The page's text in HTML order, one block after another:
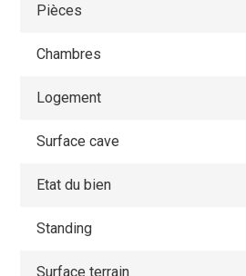
Pièces
Chambres
Logement
Surface cave
Etat du bien
Standing
Surface terrain